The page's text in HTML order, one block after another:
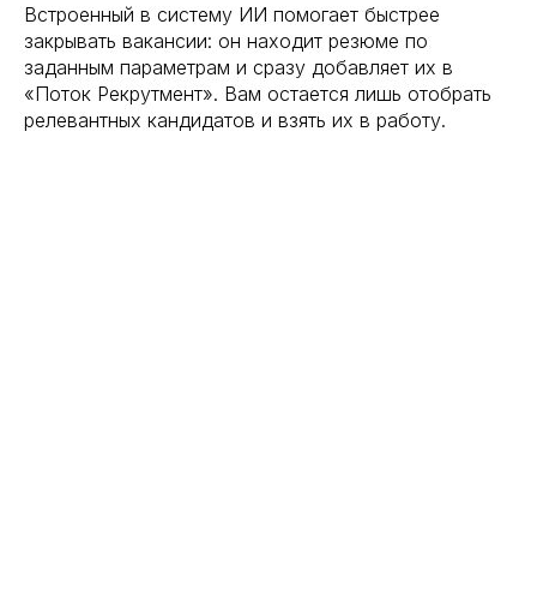
Встроенный в систему ИИ помогает быстрее
закрывать вакансии: он находит резюме по
заданным параметрам и сразу добавляет их в
«Поток Рекрутмент». Вам остается лишь отобрать
релевантных кандидатов и взять их в работу.